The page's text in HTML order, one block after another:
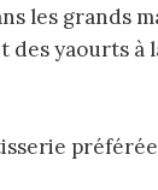
les grands
yaourts à